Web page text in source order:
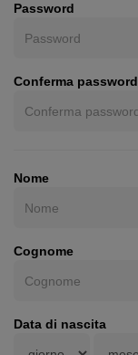
Password
Conferma password
Nome
Cognome
Data di nascita